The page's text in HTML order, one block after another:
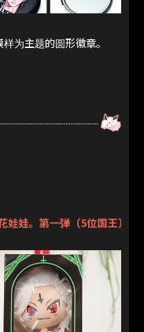
样为主题的圆形徽章。